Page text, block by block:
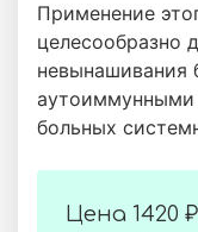
Применение
целесообразно
невынашивания
аутоиммунными
больных
Цена 1420 ₽